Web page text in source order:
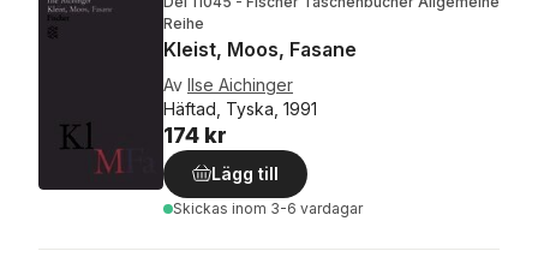
Reihe
Kleist, Moos, Fasane
Av Ilse Aichinger
Häftad, Tyska, 1991
174 kr
Lägg till
Skickas inom 3-6 vardagar